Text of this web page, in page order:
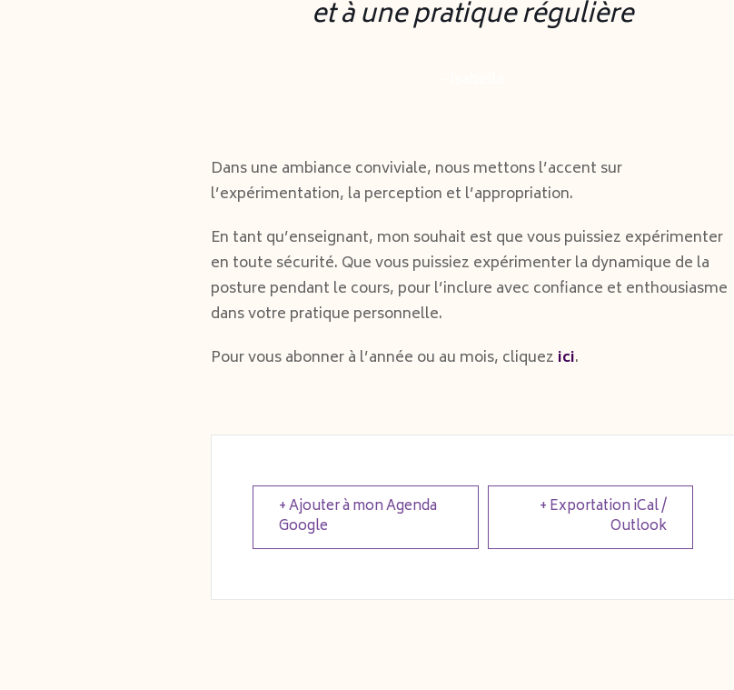
et à une pratique régulière
Dans une ambiance conviviale, nous mettons l’accent sur
l’expérimentation, la perception et l’appropriation.
En tant qu’enseignant, mon souhait est que vous puissiez expérimenter
en toute sécurité. Que vous puissiez expérimenter la dynamique de la
posture pendant le cours, pour l’inclure avec confiance et enthousiasme
dans votre pratique personnelle.
Pour vous abonner à l’année ou au mois, cliquez ici.
+ Ajouter à mon Agenda
Google
+ Exportation iCal /
Outlook